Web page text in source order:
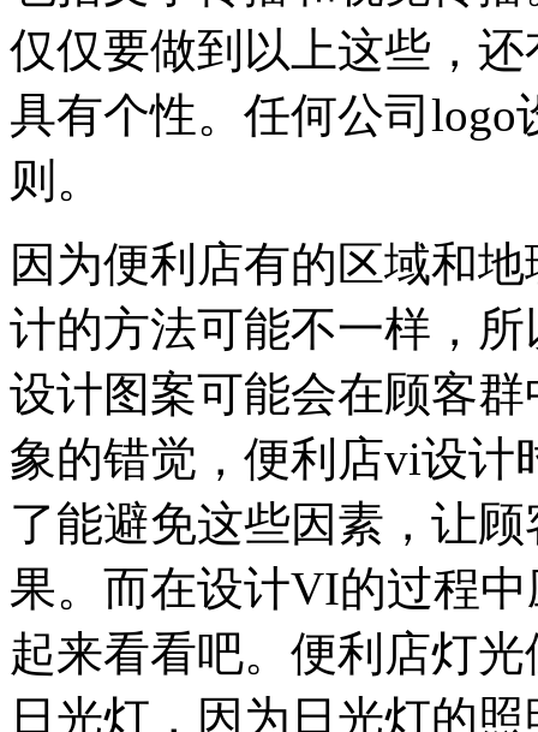
仅仅要做到以上这些，
具有个性。任何公司
则。
因为便利店有的区域和
计的方法可能不一样，
设计图案可能会在顾客
象的错觉，便利店vi设计
了能避免这些因素，让
果。而在设计VI的过程
起来看看吧。便利店灯
日光灯，因为日光灯的